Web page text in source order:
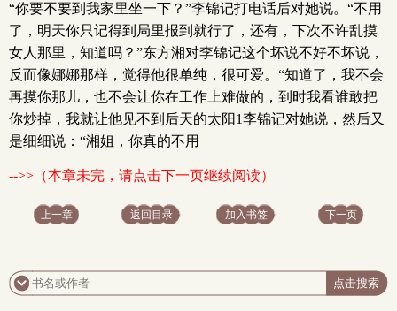
“你要不要到我家里坐一下？”李锦记打电话后对她说。“不用
了，明天你只记得到局里报到就行了，还有，下次不许乱摸
女人那里，知道吗？”东方湘对李锦记这个坏说不好不坏说，
反而像娜娜那样，觉得他很单纯，很可爱。“知道了，我不会
再摸你那儿，也不会让你在工作上难做的，到时我看谁敢把
你炒掉，我就让他见不到后天的太阳1李锦记对她说，然后又
是细细说：“湘姐，你真的不用
-->>（本章未完，请点击下一页继续阅读）
上一章 返回目录 加入书签 下一页